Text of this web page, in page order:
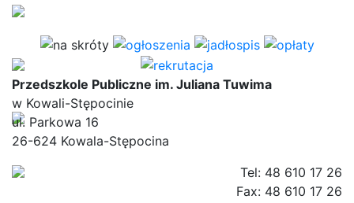
Przedszkole Publiczne im. Juliana Tuwima
w Kowali-Stępocinie
ul. Parkowa 16
26-624 Kowala-Stępocina
Tel: 48 610 17 26
Fax: 48 610 17 26